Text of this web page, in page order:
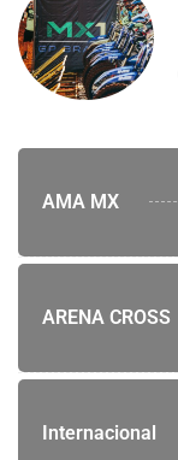
AMA MX
ARENA CROSS
Internacional